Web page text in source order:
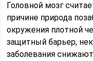
Головной мозг
причине природа
окружения плотной
защитный барьер,
заболевания